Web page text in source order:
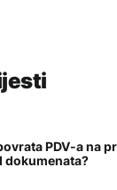
PDV-a na
dokumenata?